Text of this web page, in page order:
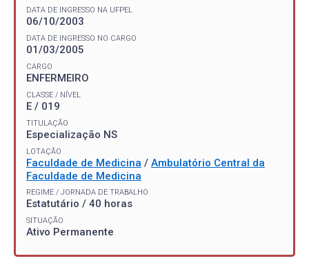
DATA DE INGRESSO NA UFPEL
06/10/2003
DATA DE INGRESSO NO CARGO
01/03/2005
CARGO
ENFERMEIRO
CLASSE / NÍVEL
E / 019
TITULAÇÃO
Especialização NS
LOTAÇÃO
Faculdade de Medicina / Ambulatório Central da
Faculdade de Medicina
REGIME / JORNADA DE TRABALHO
Estatutário / 40 horas
SITUAÇÃO
Ativo Permanente